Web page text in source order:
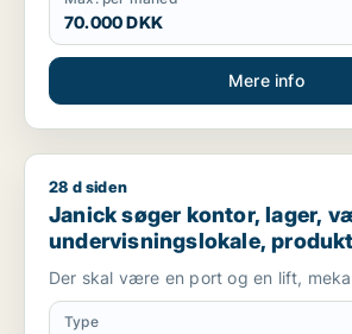
70.000 DKK
Mere info
Janick søger kontor, lager, værksted,
28 d siden
Janick søger kontor, lager,
undervisningslokale,
eller garage til leje i Holte,
Der skal være en port og en lift,
Type